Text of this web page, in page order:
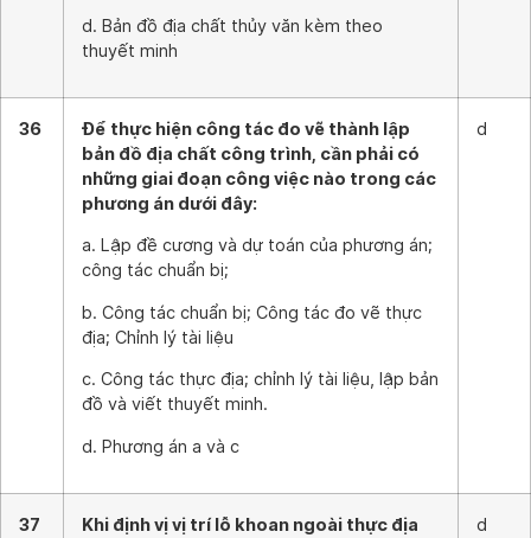
d. Bản đồ địa chất thủy văn kèm theo
thuyết minh
36
Để thực hiện công tác đo vẽ thành lập
bản đồ địa chất công trình, cần phải có
những giai đoạn công việc nào trong các
phương án dưới đây:
a. Lập đề cương và dự toán của phương án;
công tác chuẩn bị;
b. Công tác chuẩn bị; Công tác đo vẽ thực
địa; Chỉnh lý tài liệu
c. Công tác thực địa; chỉnh lý tài liệu, lập bản
đồ và viết thuyết minh.
d. Phương án a và c
d
37
Khi định vị vị trí lỗ khoan ngoài thực địa
d